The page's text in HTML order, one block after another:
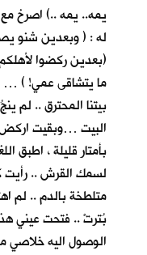
يمه.. يمه ..) اصرخ مع
له : ( وبعدين شنو
(بعدين ركضوا
ما يتشاقى عمي! )
بيتنا المحترق .. لم
البيت …وبقيت
بأمتار قليلة ،
لسمك القرش ..
متلطخة بالدم .. لم
بُترتْ .. فتحت عيني
الوصول اليه خلاصي